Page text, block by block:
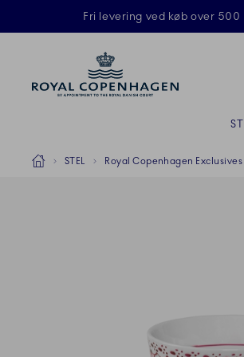
Fri levering ved køb over 500
Breadcrumb Headlinesss
HjemSTEL Royal Copenhagen Exclusives